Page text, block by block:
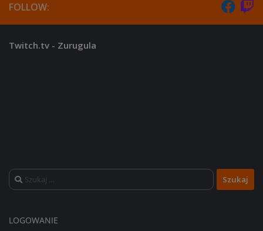
FOLLOW:
Twitch.tv - Zurugula
Szukaj:
LOGOWANIE